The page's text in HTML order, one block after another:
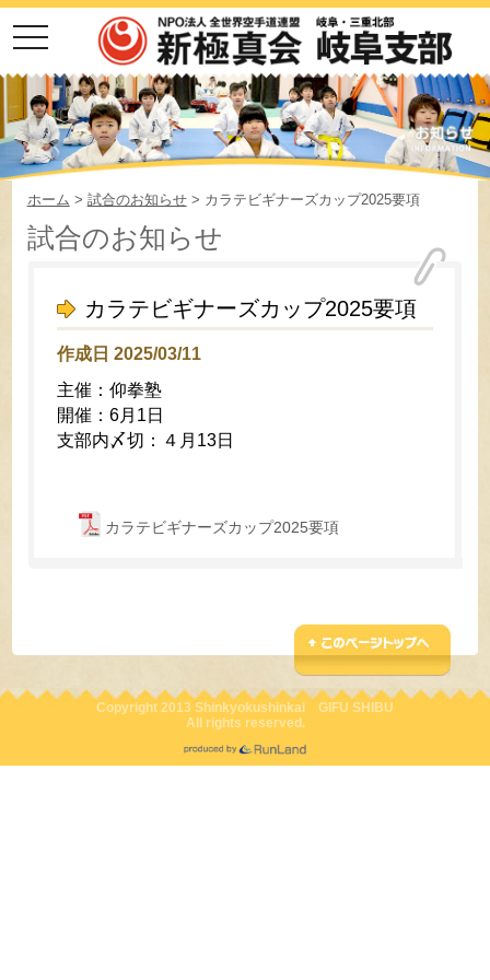
toggle
navigation
ホーム > 試合のお知らせ> カラテビギナーズカップ2025要項
試合のお知らせ
カラテビギナーズカップ2025要項
作成日 2025/03/11
主催：仰拳塾
開催：6月1日
支部内〆切：４月13日
カラテビギナーズカップ2025要項
Copyright 2013 Shinkyokushinkai GIFU SHIBU
All rights reserved.